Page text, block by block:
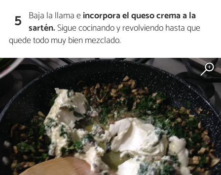
5 Baja la llama eincorpora el queso crema a la
sartén.Sigue cocinando y revolviendo hasta que
quede todo muy bien mezclado.